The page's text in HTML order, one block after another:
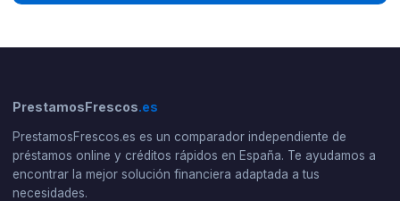
PrestamosFrescos.es
PrestamosFrescos.es es un comparador independiente de
préstamos online y créditos rápidos en España. Te ayudamos a
encontrar la mejor solución financiera adaptada a tus
necesidades.